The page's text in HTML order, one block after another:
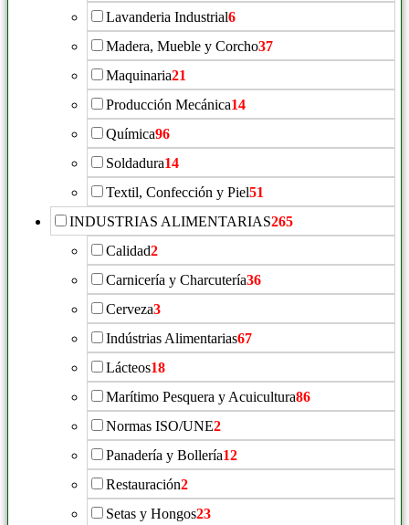
Lavanderia Industrial6
Madera, Mueble y Corcho37
Maquinaria21
Producción Mecánica14
Química96
Soldadura14
Textil, Confección y Piel51
INDUSTRIAS ALIMENTARIAS265
Calidad2
Carnicería y Charcutería36
Cerveza3
Indústrias Alimentarias67
Lácteos18
Marítimo Pesquera y Acuicultura86
Normas ISO/UNE2
Panadería y Bollería12
Restauración2
Setas y Hongos23